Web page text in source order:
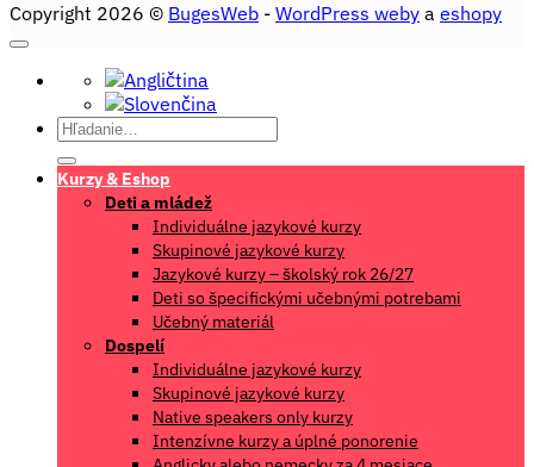
Copyright 2026 © BugesWeb - WordPress weby a eshopy
Hľadať:
Kurzy & Eshop
Deti a mládež
Individuálne jazykové kurzy
Skupinové jazykové kurzy
Jazykové kurzy – školský rok 26/27
Deti so špecifickými učebnými potrebami
Učebný materiál
Dospelí
Individuálne jazykové kurzy
Skupinové jazykové kurzy
Native speakers only kurzy
Intenzívne kurzy a úplné ponorenie